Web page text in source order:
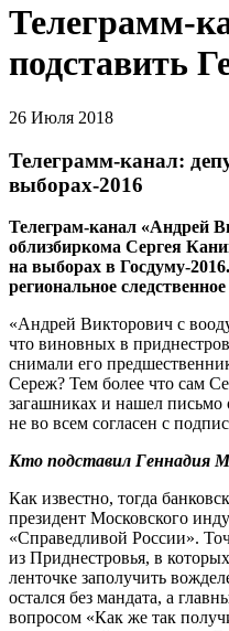
Телеграмм-
подставить
26 Июля 2018
Телеграмм-канал:
выборах-2016
Телеграм-канал «Андрей
облизбиркома Сергея
на выборах в Госдуму-
региональное
«Андрей Викторович с
что виновных в
снимали его
Сереж? Тем более что сам
загашниках и нашел письмо
не во всем согласен с
Кто подставил Геннадия
Как известно, тогда
президент Московского
«Справедливой России».
из Приднестровья, в
ленточке заполучить
остался без мандата, а
вопросом «Как же так